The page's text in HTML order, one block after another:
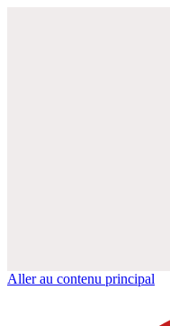
Aller au contenu principal